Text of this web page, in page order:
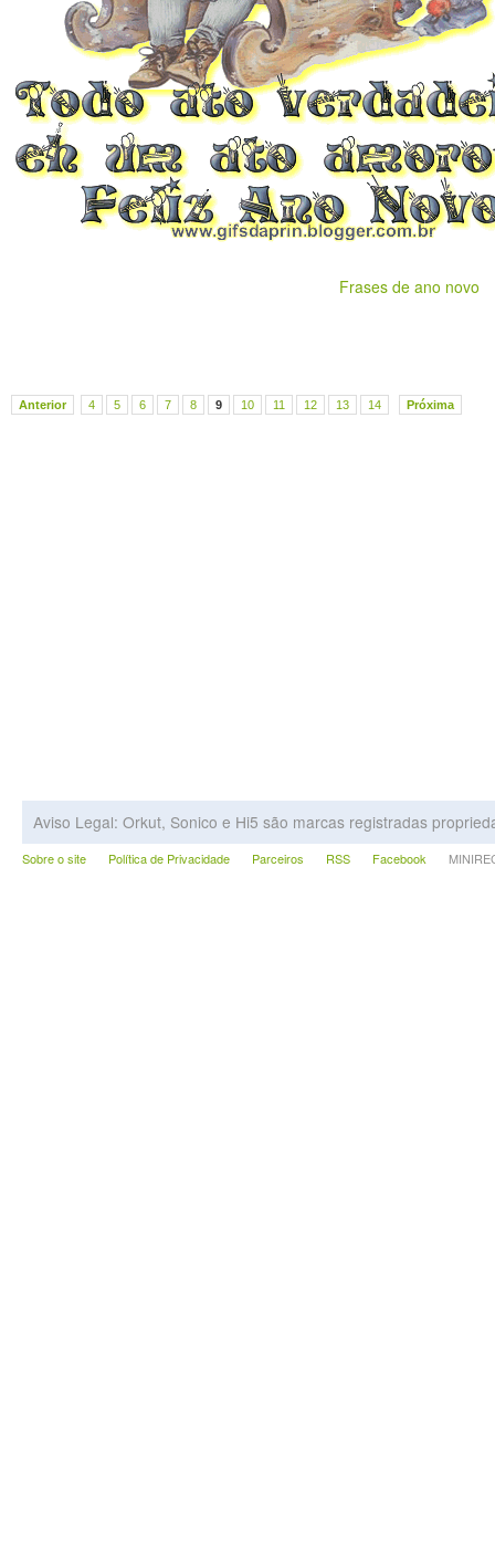
Frases de ano novo
Anterior 4 5 6 7 8 9 10 11 12 13 14 Próxima
Aviso Legal: Orkut, Sonico e Hi5 são marcas registradas
Sobre o site Política de Privacidade Parceiros RSS Facebook